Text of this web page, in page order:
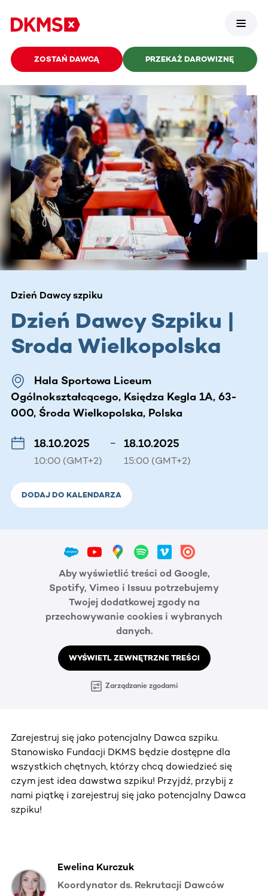
ZOSTAŃ DAWCĄ PRZEKAŻ DAROWIZNĘ
Dzień Dawcy szpiku
Dzień Dawcy Szpiku |
Sroda Wielkopolska
Hala Sportowa Liceum
Ogólnokształcącego, Księdza Kegla 1A, 63-
000, Środa Wielkopolska, Polska
18.10.2025
10:00 (GMT+2)
– 18.10.2025
15:00 (GMT+2)
DODAJ DO KALENDARZA
Aby wyświetlić treści od Google,
Spotify, Vimeo i Issuu potrzebujemy
Twojej dodatkowej zgody na
przechowywanie cookies i wybranych
danych.
WYŚWIETL ZEWNĘTRZNE TREŚCI
Zarządzanie zgodami
Zarejestruj się jako potencjalny Dawca szpiku.
Stanowisko Fundacji DKMS będzie dostępne dla
wszystkich chętnych, którzy chcą dowiedzieć się
czym jest idea dawstwa szpiku! Przyjdź, przybij z
nami piątkę i zarejestruj się jako potencjalny Dawca
szpiku!
Ewelina Kurczuk
Koordynator ds. Rekrutacji Dawców